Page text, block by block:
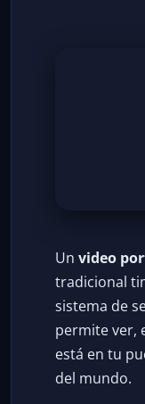
Un video
tradicional
sistema de
permite ver,
está en tu
del mundo.